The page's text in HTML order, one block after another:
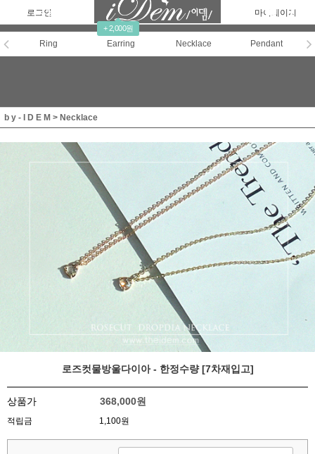
로그인 회원가입
+ 2,000원
주문조회 마이페이지
Ring Earring Necklace Pendant
b y - I D E M > Necklace
로즈컷물방울다이아 - 한정수량 [7차재입고]
상품가 368,000원
적립금 1,100원